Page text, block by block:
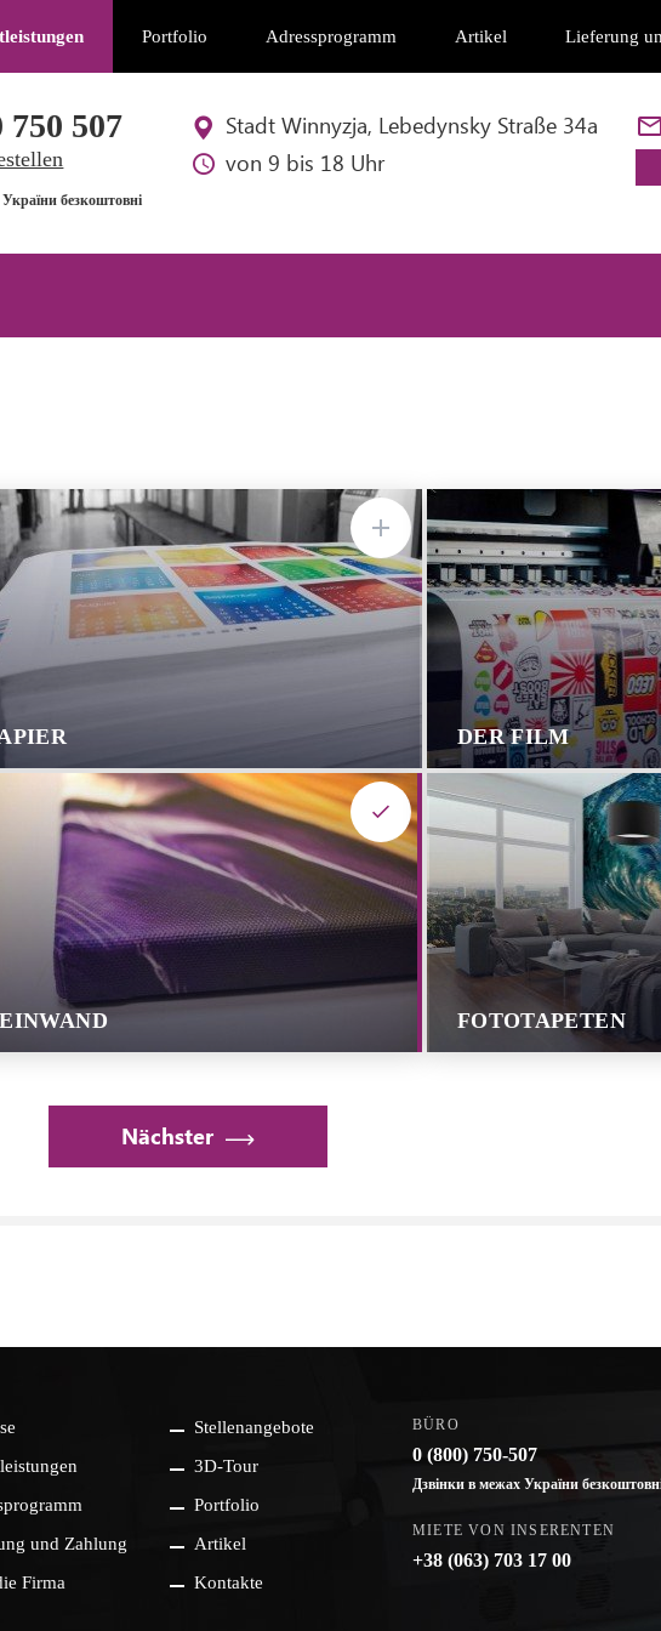
Portfolio Adressprogramm Artikel Lieferung
750 507
безкоштовні
Stadt Winnyzja, Lebedynsky Straße 34a
von 9 bis 18 Uhr
DER FILM
FOTOTAPETEN
Nächster
Stellenangebote
3D-Tour
Portfolio
und Zahlung
Artikel
Firma
Kontakte
BÜRO
0 (800) 750-507
Дзвінки в межах України
MIETE VON INSERENTEN
+38 (063) 703 17 00